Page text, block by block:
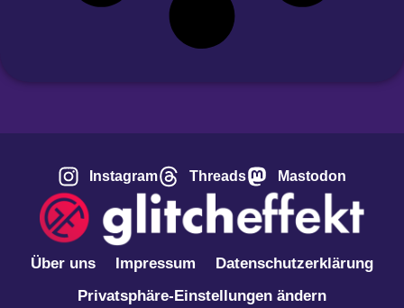
Instagram Threads Mastodon
Über uns Impressum
Datenschutzerklärung
Privatsphäre-Einstellungen ändern